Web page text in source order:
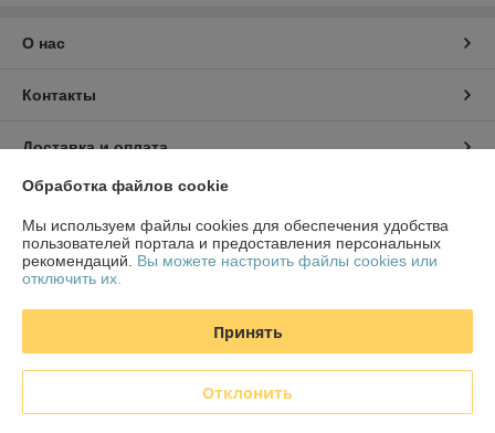
О нас
Контакты
Доставка и оплата
График работы
Полная версия сайта
Сайт создан на платформе Deal.by
Обработка файлов cookie
Мы используем файлы cookies для обеспечения удобства
пользователей портала и предоставления персональных
рекомендаций. Вы можете настроить файлы cookies или
отключить их.
Принять
Отклонить